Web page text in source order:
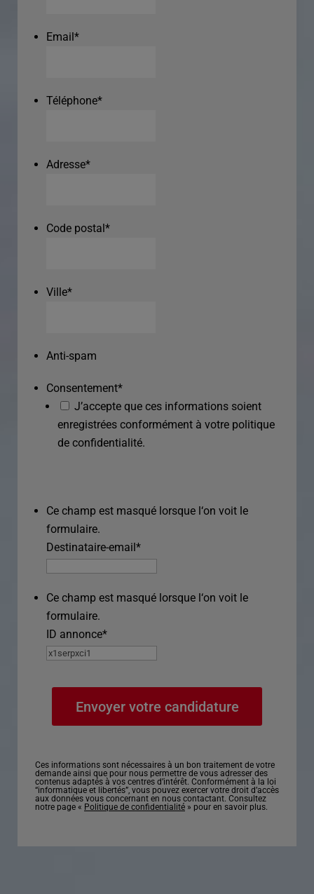
Email*
Téléphone*
Adresse*
Code postal*
Ville*
Anti-spam
Consentement*
J’accepte que ces informations soient
enregistrées conformément à votre politique
de confidentialité.
Ce champ est masqué lorsque l‘on voit le
formulaire.
Destinataire-email*
Ce champ est masqué lorsque l‘on voit le
formulaire.
ID annonce*
Ces informations sont nécessaires à un bon traitement de votre
demande ainsi que pour nous permettre de vous adresser des
contenus adaptés à vos centres d’intérêt. Conformément à la loi
“informatique et libertés”, vous pouvez exercer votre droit d’accès
aux données vous concernant en nous contactant. Consultez
notre page « Politique de confidentialité » pour en savoir plus.